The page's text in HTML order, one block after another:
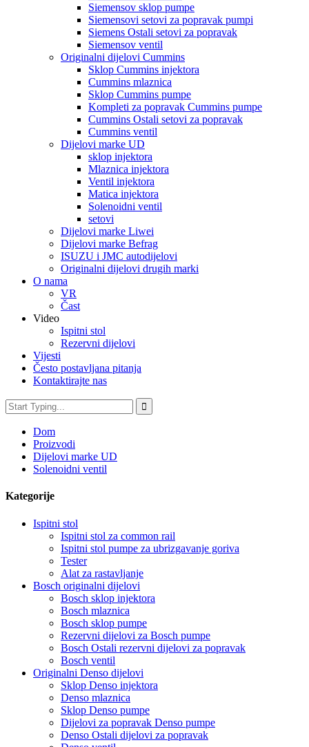
Siemensov sklop pumpe
Siemensovi setovi za popravak pumpi
Siemens Ostali setovi za popravak
Siemensov ventil
Originalni dijelovi Cummins
Sklop Cummins injektora
Cummins mlaznica
Sklop Cummins pumpe
Kompleti za popravak Cummins pumpe
Cummins Ostali setovi za popravak
Cummins ventil
Dijelovi marke UD
sklop injektora
Mlaznica injektora
Ventil injektora
Matica injektora
Solenoidni ventil
setovi
Dijelovi marke Liwei
Dijelovi marke Befrag
ISUZU i JMC autodijelovi
Originalni dijelovi drugih marki
O nama
VR
Čast
Video
Ispitni stol
Rezervni dijelovi
Vijesti
Često postavljana pitanja
Kontaktirajte nas
Dom
Proizvodi
Dijelovi marke UD
Solenoidni ventil
Kategorije
Ispitni stol
Ispitni stol za common rail
Ispitni stol pumpe za ubrizgavanje goriva
Tester
Alat za rastavljanje
Bosch originalni dijelovi
Bosch sklop injektora
Bosch mlaznica
Bosch sklop pumpe
Rezervni dijelovi za Bosch pumpe
Bosch Ostali rezervni dijelovi za popravak
Bosch ventil
Originalni Denso dijelovi
Sklop Denso injektora
Denso mlaznica
Sklop Denso pumpe
Dijelovi za popravak Denso pumpe
Denso Ostali dijelovi za popravak